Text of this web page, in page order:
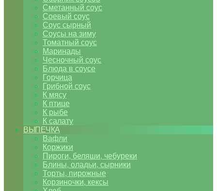
Сметанный соус
Соевый соус
Соус сырный
Соусы на зиму
Томатный соус
Маринады
Чесночный соус
Блюда в соусе
Горчица
Грибной соус
К мясу
К птице
К рыбе
К салату
ВЫПЕЧКА
Вафли
Коржики
Пироги, беляши, чебуреки
Блины, оладьи, сырники
Торты, пирожные
Корзиночки, кексы